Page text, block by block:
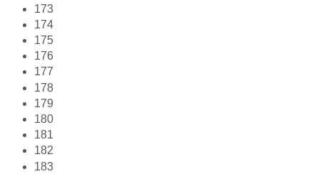
173
174
175
176
177
178
179
180
181
182
183